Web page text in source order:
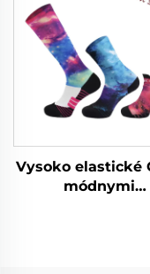
Vysoko elastické
módnymi